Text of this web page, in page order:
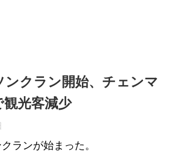
ンクラン開始、チェンマ
光客減少
ランが始まった。